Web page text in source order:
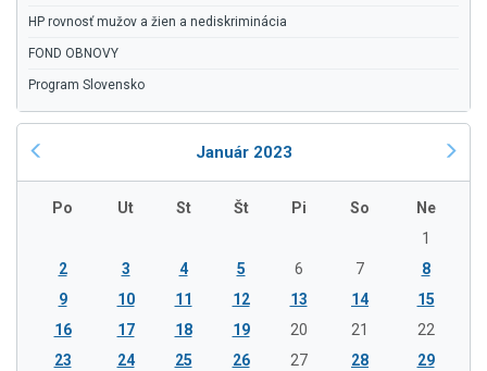
HP rovnosť mužov a žien a nediskriminácia
FOND OBNOVY
Program Slovensko
Január 2023
Po Ut St Št Pi So
Ne
1
2
3 4 5 6 7
8
9
10 11 12 13 14
15
16
17 18 19 20 21
22
23
24 25 26 27 28
29